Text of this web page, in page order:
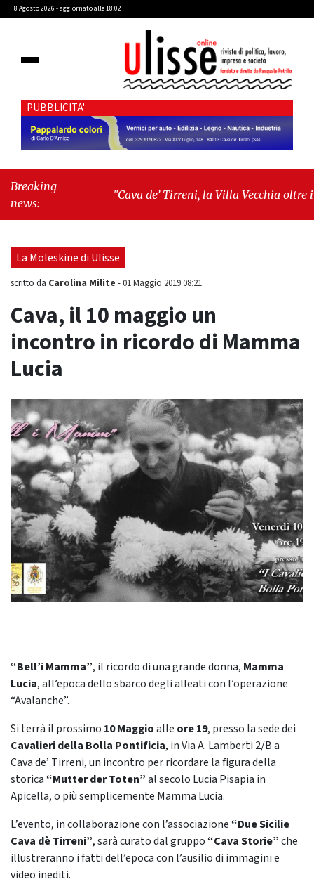
8 Agosto 2026 - aggiornato alle 18:02
PUBBLICITA'
Breaking
news:
"Cava de’ Tirreni, la Villa Vecchia oltre i
seduta consiliare: “Serve chiarezza!”"
La Moleskine di Ulisse
scritto da Carolina Milite -01 Maggio 2019 08:21
Cava, il 10 maggio un
incontro in ricordo di Mamma
Lucia
“Bell’i Mamma”, il ricordo di una grande donna, Mamma
Lucia, all’epoca dello sbarco degli alleati con l’operazione
“Avalanche”.
Si terrà il prossimo 10 Maggioalle ore 19, presso la sede dei
Cavalieri della Bolla Pontificia, in Via A. Lamberti 2/B a
Cava de’ Tirreni, un incontro per ricordare la figura della
storica“Mutter der Toten”al secolo Lucia Pisapia in
Apicella, o più semplicemente Mamma Lucia.
L’evento, in collaborazione con l’associazione“Due Sicilie
Cava dè Tirreni”, sarà curato dal gruppo“Cava Storie”che
illustreranno i fatti dell’epoca con l’ausilio di immagini e
video inediti.